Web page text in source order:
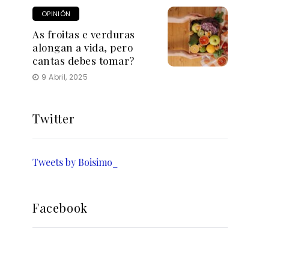
OPINIÓN
As froitas e verduras
alongan a vida, pero
cantas debes tomar?
9 Abril, 2025
Twitter
Tweets by Boisimo_
Facebook